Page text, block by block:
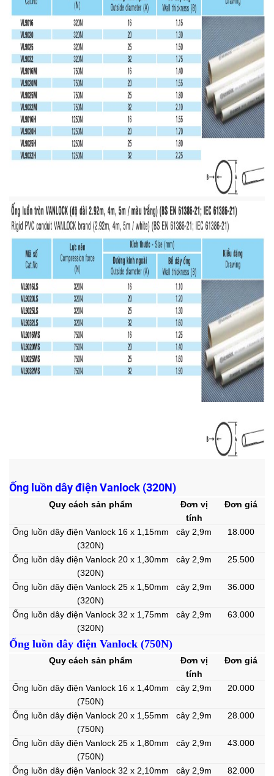
Ống luồn dây điện Vanlock (320N)
Quy cách sản phẩm
Đơn vị
tính
Đơn giá
Ống luồn dây điện Vanlock 16 x 1,15mm
(320N)
cây 2,9m 18.000
Ống luồn dây điện Vanlock 20 x 1,30mm
(320N)
cây 2,9m 25.500
Ống luồn dây điện Vanlock 25 x 1,50mm
(320N)
cây 2,9m 36.000
Ống luồn dây điện Vanlock 32 x 1,75mm
(320N)
cây 2,9m 63.000
Ống luồn dây điện Vanlock (750N)
Quy cách sản phẩm
Đơn vị
tính
Đơn giá
Ống luồn dây điện Vanlock 16 x 1,40mm
(750N)
cây 2,9m 20.000
Ống luồn dây điện Vanlock 20 x 1,55mm
(750N)
cây 2,9m 28.000
Ống luồn dây điện Vanlock 25 x 1,80mm
(750N)
cây 2,9m 43.000
Ống luồn dây điện Vanlock 32 x 2,10mm
cây 2,9m 82.000